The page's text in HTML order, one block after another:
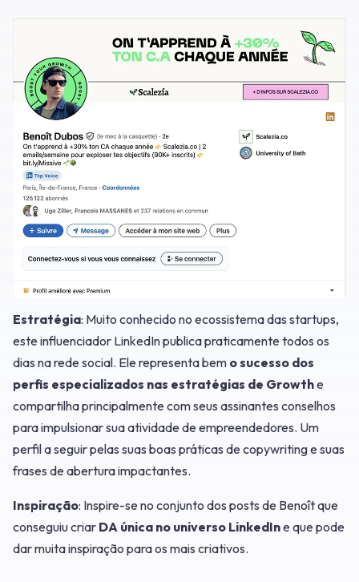
Estratégia: Muito conhecido no ecossistema das startups,
este influenciador LinkedIn publica praticamente todos os
dias na rede social. Ele representa bem o sucesso dos
perfis especializados nas estratégias de Growthe
compartilha principalmente com seus assinantes conselhos
para impulsionar sua atividade de empreendedores. Um
perfil a seguir pelas suas boas práticas de copywriting e suas
frases de abertura impactantes.
Inspiração: Inspire-se no conjunto dos posts de Benoît que
conseguiu criar DA única no universo LinkedIne que pode
dar muita inspiração para os mais criativos.